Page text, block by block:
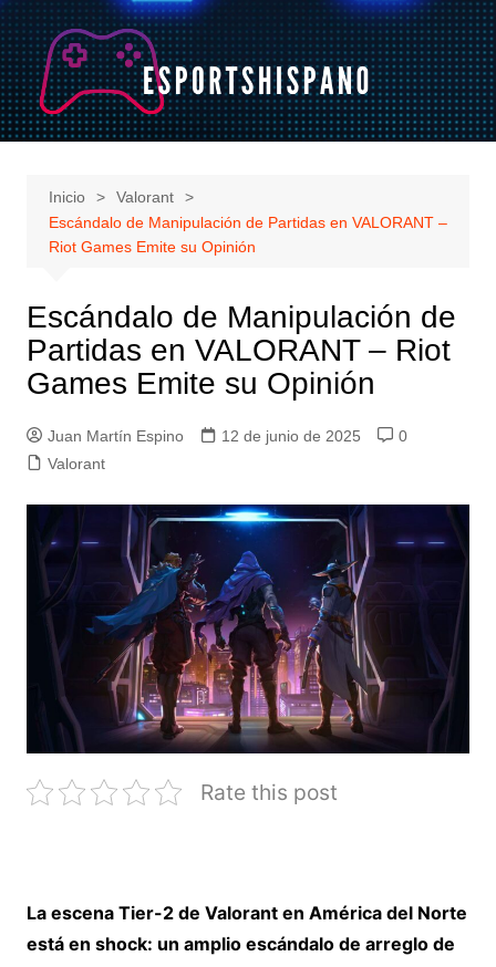
Saltar
al
contenido
Inicio
Valorant
Escándalo de Manipulación de Partidas en VALORANT –
Riot Games Emite su Opinión
Escándalo de Manipulación de
Partidas en VALORANT – Riot
Games Emite su Opinión
Juan Martín Espino 12 de junio de 2025
0
Valorant
Rate this post
La escena Tier-2 de Valorant en América del Norte
está en shock: un amplio escándalo de arreglo de